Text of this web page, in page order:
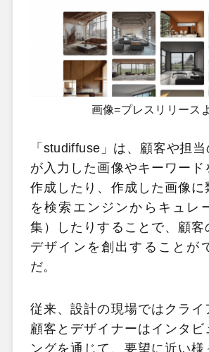
画像=プレスリリース
「studiffuse」は、顧客や担
が入力した画像やキーワード
作成したり、作成した画像に
を検索エンジンからキュレ
集）したりすることで、顧客
デザインを創出することが
だ。
従来、設計の現場ではクライ
顧客とデザイナーはインタビ
ングを通じて、要望に近い様